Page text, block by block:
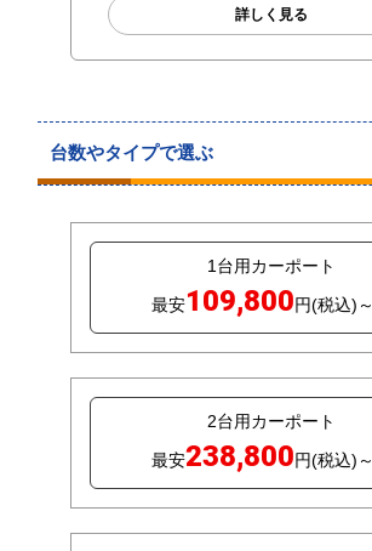
詳しく見る
台数やタイプで選ぶ
1台用カーポート
最安109,800円(税込)～
2台用カーポート
最安238,800円(税込)～